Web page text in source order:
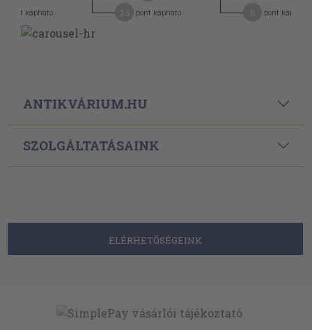
pont kapható pont kapható pont kapható
ANTIKVÁRIUM.HU
SZOLGÁLTATÁSAINK
ELÉRHETŐSÉGEINK